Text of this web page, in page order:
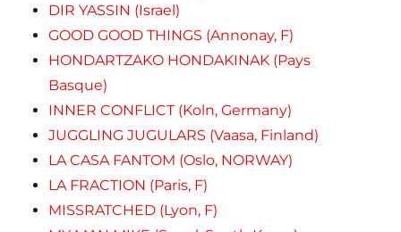
DIR YASSIN (Israel)
GOOD GOOD THINGS (Annonay, F)
HONDARTZAKO HONDAKINAK (Pays
Basque)
INNER CONFLICT (Koln, Germany)
JUGGLING JUGULARS (Vaasa, Finland)
LA CASA FANTOM (Oslo, NORWAY)
LA FRACTION (Paris, F)
MISSRATCHED (Lyon, F)